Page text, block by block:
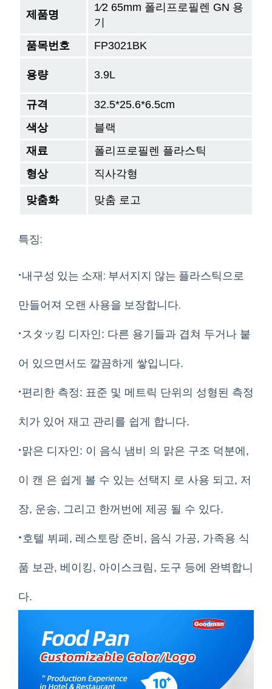
제품명
1⁄2 65mm 폴리프로필렌 GN 용
기
품목번호
FP3021BK
용량 3.9L
규격
32.5*25.6*6.5cm
색상
블랙
재료
폴리프로필렌 플라스틱
형상
직사각형
맞춤화 맞춤 로고
특징:
·내구성 있는 소재: 부서지지 않는 플라스틱으로
만들어져 오랜 사용을 보장합니다.
· スタッ킹 디자인: 다른 용기들과 겹쳐 두거나 붙
어 있으면서도 깔끔하게 쌓입니다.
·편리한 측정: 표준 및 메트릭 단위의 성형된 측정
치가 있어 재고 관리를 쉽게 합니다.
· 맑은 디자인: 이 음식 냄비 의 맑은 구조 덕분에,
이 캔 은 쉽게 볼 수 있는 선택지 로 사용 되고, 저
장, 운송, 그리고 한꺼번에 제공 될 수 있다.
· 호텔 뷔페, 레스토랑 준비, 음식 가공, 가족용 식
품 보관, 베이킹, 아이스크림, 도구 등에 완벽합니
다.